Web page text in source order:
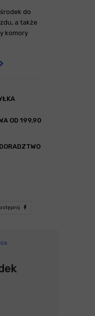
do
a także
komory
OD 199,90